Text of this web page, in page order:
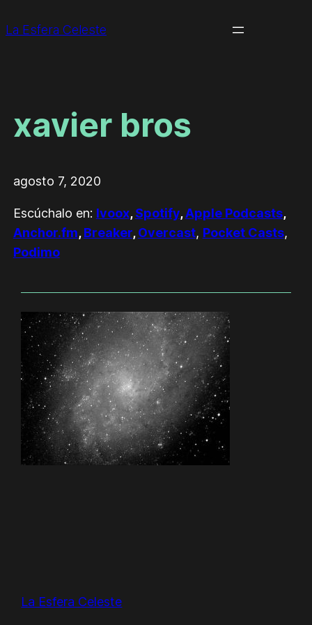
La Esfera Celeste
xavier bros
agosto 7, 2020
Escúchalo en: Ivoox,Spotify,Apple Podcasts,
Anchor.fm,Breaker,Overcast, Pocket Casts,
Podimo
La Esfera Celeste